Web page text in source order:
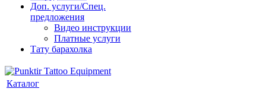
Доп. услуги/Спец.
предложения
Видео инструкции
Платные услуги
Тату барахолка
Каталог